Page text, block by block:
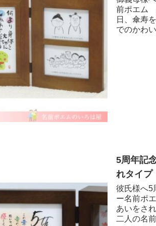
前ポエム
日、傘寿
でのかわ
5周年記
れタイプ
彼氏様へ5
ー名前ポ
あいをさ
二人の名